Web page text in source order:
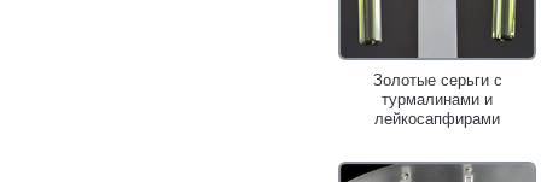
Золотые серьги с
турмалинами и
лейкосапфирами